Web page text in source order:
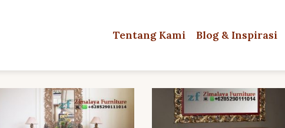
Tentang Kami Blog & Inspirasi